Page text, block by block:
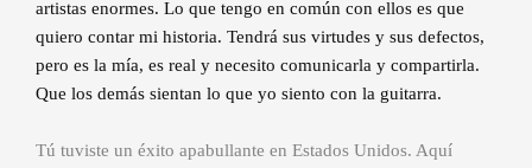
artistas enormes. Lo que tengo en común con ellos es que
quiero contar mi historia. Tendrá sus virtudes y sus defectos,
pero es la mía, es real y necesito comunicarla y compartirla.
Que los demás sientan lo que yo siento con la guitarra.
Tú tuviste un éxito apabullante en Estados Unidos. Aquí